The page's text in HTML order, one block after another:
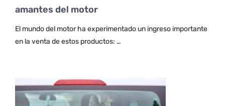
amantes del motor
El mundo del motor ha experimentado un ingreso importante
en la venta de estos productos: …